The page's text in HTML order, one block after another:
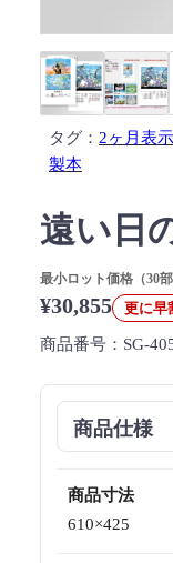
タグ： 2ヶ月表示
製本
遠い日
最小ロット価格（30
¥30,855 更に早
商品番号： SG-
商品仕様
商品寸法
610×425